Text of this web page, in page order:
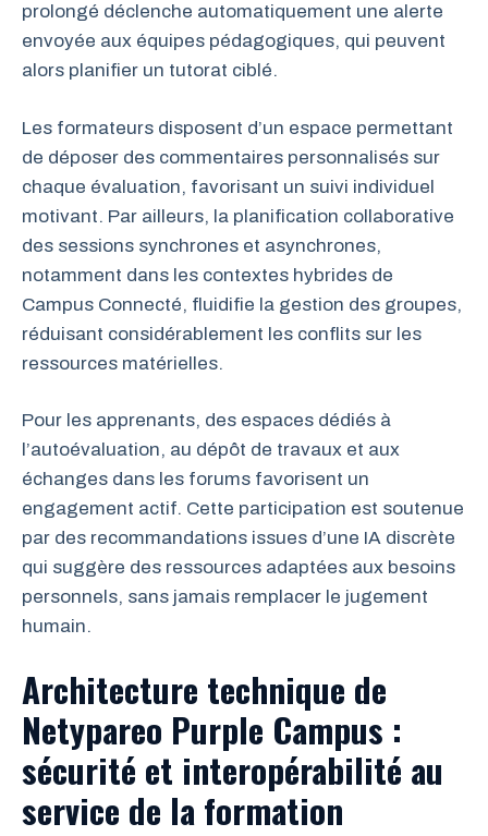
prolongé déclenche automatiquement une alerte
envoyée aux équipes pédagogiques, qui peuvent
alors planifier un tutorat ciblé.
Les formateurs disposent d’un espace permettant
de déposer des commentaires personnalisés sur
chaque évaluation, favorisant un suivi individuel
motivant. Par ailleurs, la planification collaborative
des sessions synchrones et asynchrones,
notamment dans les contextes hybrides de
Campus Connecté, fluidifie la gestion des groupes,
réduisant considérablement les conflits sur les
ressources matérielles.
Pour les apprenants, des espaces dédiés à
l’autoévaluation, au dépôt de travaux et aux
échanges dans les forums favorisent un
engagement actif. Cette participation est soutenue
par des recommandations issues d’une IA discrète
qui suggère des ressources adaptées aux besoins
personnels, sans jamais remplacer le jugement
humain.
Architecture technique de
Netypareo Purple Campus :
sécurité et interopérabilité au
service de la formation